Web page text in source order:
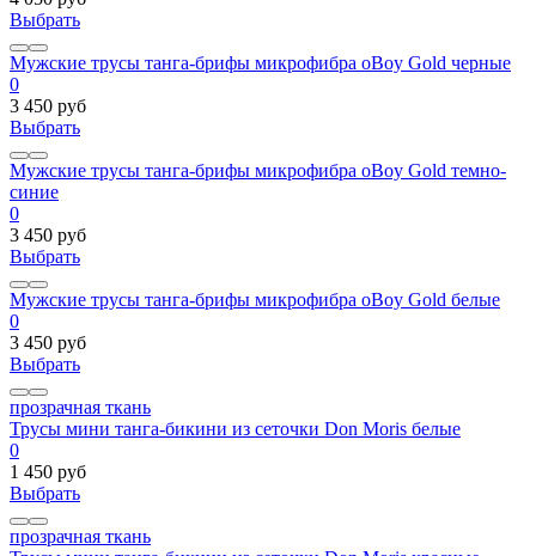
Выбрать
Мужские трусы танга-брифы микрофибра oBoy Gold черные
0
3 450 руб
Выбрать
Мужские трусы танга-брифы микрофибра oBoy Gold темно-
синие
0
3 450 руб
Выбрать
Мужские трусы танга-брифы микрофибра oBoy Gold белые
0
3 450 руб
Выбрать
прозрачная ткань
Трусы мини танга-бикини из сеточки Don Moris белые
0
1 450 руб
Выбрать
прозрачная ткань